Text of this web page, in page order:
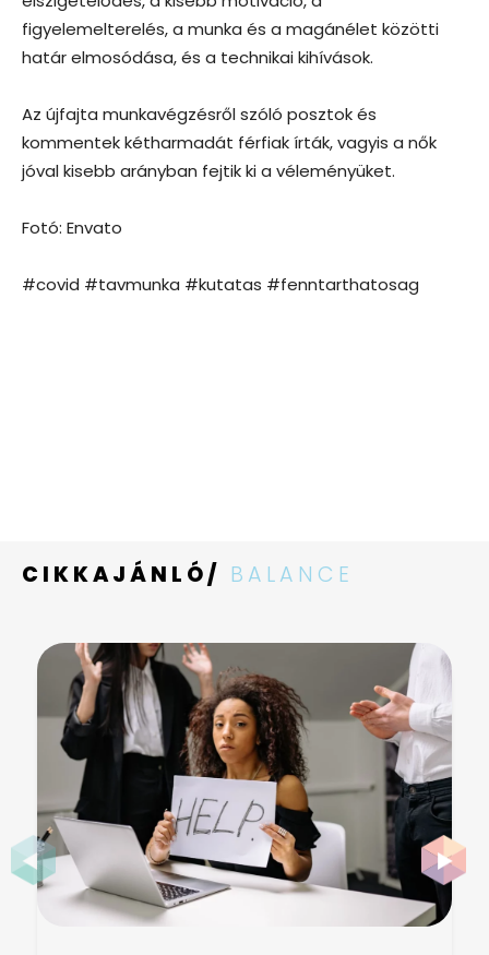
figyelemelterelés, a munka és a magánélet közötti
határ elmosódása, és a technikai kihívások.
Az újfajta munkavégzésről szóló posztok és
kommentek kétharmadát férfiak írták, vagyis a nők
jóval kisebb arányban fejtik ki a véleményüket.
Fotó: Envato
#covid #tavmunka #kutatas #fenntarthatosag
CIKKAJÁNLÓ/ BALANCE